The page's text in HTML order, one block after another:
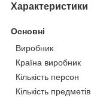
Характеристики
Основні
Виробник
Країна виробник
Кількість персон
Кількість предметів